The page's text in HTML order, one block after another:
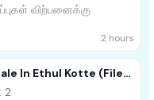
விற்பனைக்கு
2 hours
In Ethul Kotte (File
2